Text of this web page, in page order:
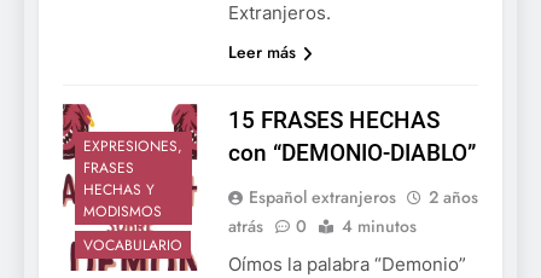
Extranjeros.
Leer más
EXPRESIONES,
FRASES
HECHAS Y
MODISMOS
VOCABULARIO
15 FRASES HECHAS
con “DEMONIO-DIABLO”
Español extranjeros
2 años
atrás
0 4 minutos
Oímos la palabra “Demonio”